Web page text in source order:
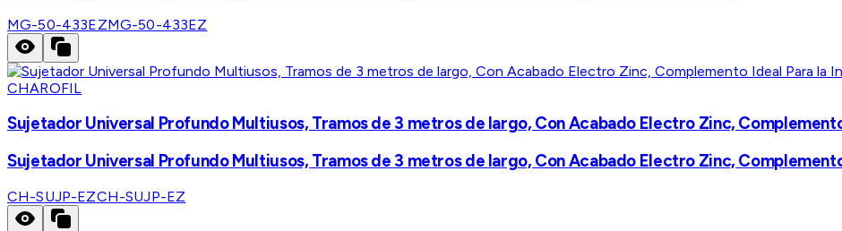
MG-50-433EZMG-50-433EZ
CHAROFIL
Sujetador Universal Profundo Multiusos, Tramos de 3 metros de largo, Con Acabado Electro Zinc,
Sujetador Universal Profundo Multiusos, Tramos de 3 metros de largo, Con Acabado Electro Zinc,
CH-SUJP-EZCH-SUJP-EZ